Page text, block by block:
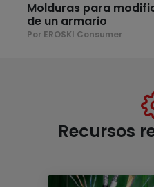
Molduras para
de un armario
Por EROSKI Consumer
Recursos